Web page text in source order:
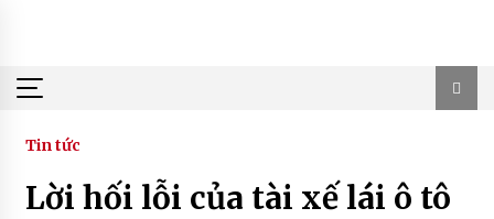
Tin tức
Lời hối lỗi của tài xế lái ô tô